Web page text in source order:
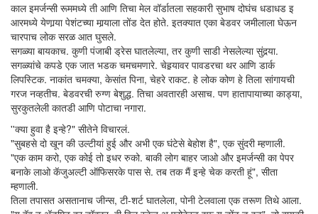
काल इमर्जन्सी रूममध्ये ती आणि तिचा मेल वॉर्डातला सहकारी सुभाष दोघंच धडाधड इ
आरमध्ये येणार्‍या पेशंटच्या मार्‍याला तोंड देत होते. इतक्यात एका बेडवर जमीलाला घेऊन
चारपाच लोक सरळ आत घुसले.
सगळ्या बायकाच. कुणी पंजाबी ड्रेस घातलेल्या, तर कुणी साडी नेसलेल्या सुंदर्‍या.
सगळ्यांचे कपडे एक जात भडक चमचमणारे. चेहर्‍यावर पावडरचा थर आणि डार्क
लिपस्टिक. नाकांत चमक्या, केसांत पिना, चेहरे राकट. हे लोक कोण हे तिला सांगायची
गरज नव्हतीच. बेडवरची रुग्ण बेशुद्ध. तिचा अवतारही असाच. पण हातापायाच्या काड्या,
सुरकुतलेली कातडी आणि पोटाचा नगारा.
''क्या हुवा है इन्हे?" सीतेने विचारलं.
"सुबहसे दो खून की उल्टीयां हुई और अभी एक घंटेसे बेहोश है", एक सुंदरी म्हणाली.
"एक काम करो, एक कोई तो इधर रुको. बाकी लोग बाहर जाओ और इमर्जन्सी का पेपर
बनाके लाओ कॅजुअल्टी ऑफिसरके पास से. तब तक मैं इन्हे चेक करती हूं", सीता
म्हणाली.
तिला तपासत असतानाच जीन्स, टी-शर्ट घातलेला, पोनी टेलवाला एक तरूण तिथे आला.